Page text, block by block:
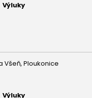
Výluky
Všeň, Ploukonice
Výluky